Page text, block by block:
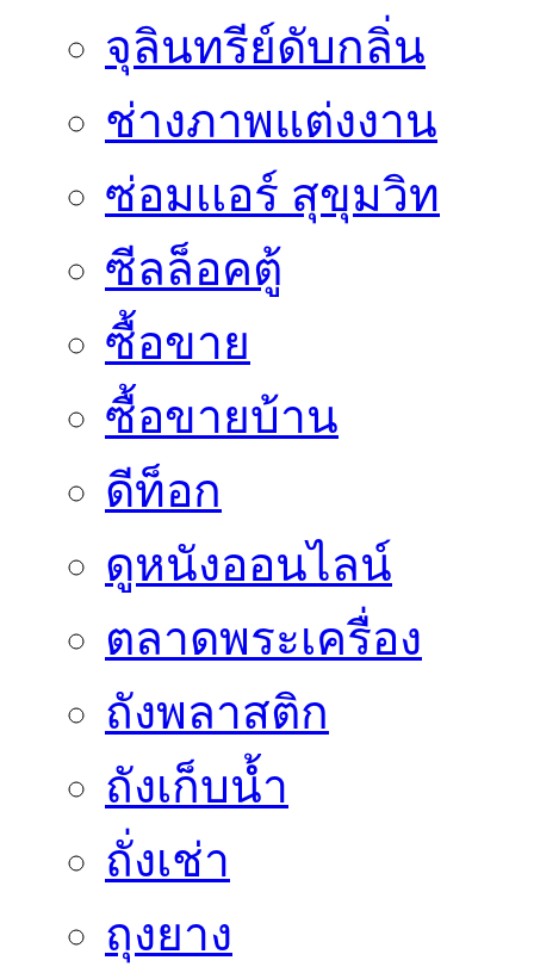
จุลินทรีย์ดับกลิ่น
ช่างภาพแต่งงาน
ซ่อมเเอร์ สุขุมวิท
ซีลล็อคตู้
ซื้อขาย
ซื้อขายบ้าน
ดีท็อก
ดูหนังออนไลน์
ตลาดพระเครื่อง
ถังพลาสติก
ถังเก็บน้ำ
ถั่งเช่า
ถุงยาง